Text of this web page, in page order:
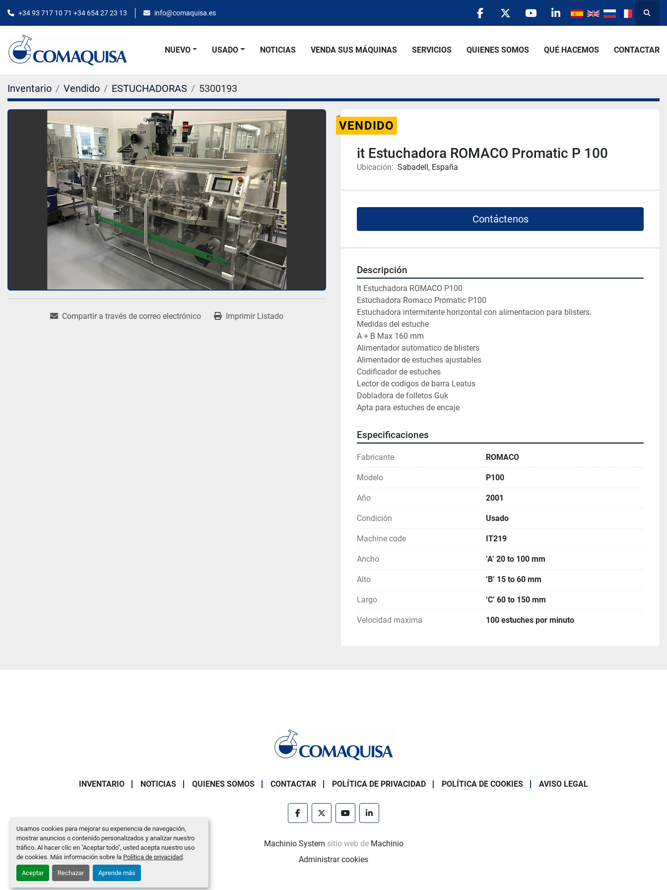
Usamos cookies para mejorar su experiencia de navegación,
mostrar anuncios o contenido personalizados y analizar nuestro
tráfico. Al hacer clic en "Aceptar todo", usted acepta nuestro uso
de cookies. Más información sobre la Política de privacidad.
Aceptar Rechazar Aprende más
+34 93 717 10 71 +34 654 27 23 13 info@comaquisa.es
facebooktwitteryoutubelinkedin
NUEVO USADO NOTICIAS VENDA SUS MÁQUINAS SERVICIOS QUIENES SOMOS QUÉ HACEMOS CONTACTAR
Inventario Vendido ESTUCHADORAS 5300193
Compartir a través de correo electrónico Imprimir Listado
VENDIDO
it Estuchadora ROMACO Promatic P 100
Ubicación: Sabadell, España
Contáctenos
Descripción
It Estuchadora ROMACO P100
Estuchadora Romaco Promatic P100
Estuchadora intermitente horizontal con alimentacion para blisters.
Medidas del estuche
A + B Max 160 mm
Alimentador automatico de blisters
Alimentador de estuches ajustables
Codificador de estuches
Lector de codigos de barra Leatus
Dobladora de folletos Guk
Apta para estuches de encaje
Especificaciones
Fabricante ROMACO
Modelo P100
Año 2001
Condición Usado
Machine code IT219
Ancho ‘A’ 20 to 100 mm
Alto ‘B’ 15 to 60 mm
Largo ‘C’ 60 to 150 mm
Velocidad maxima 100 estuches por minuto
INVENTARIO NOTICIAS QUIENES SOMOS CONTACTAR POLÍTICA DE PRIVACIDAD POLÍTICA DE COOKIES AVISO LEGAL
facebooktwitter youtubelinkedin
Machinio System sitio web de Machinio
Administrar cookies